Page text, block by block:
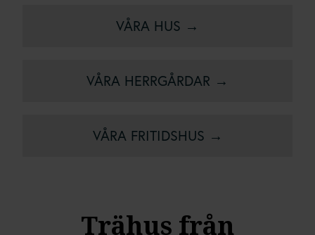
VÅRA HUS →
VÅRA HERRGÅRDAR →
VÅRA FRITIDSHUS →
Trähus från